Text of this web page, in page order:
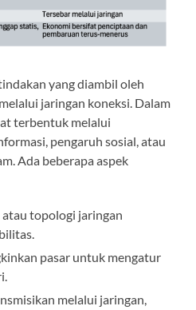
yang diambil oleh
jaringan koneksi. Dalam
terbentuk melalui
pengaruh sosial, atau
Ada beberapa aspek
topologi jaringan
pasar untuk mengatur
melalui jaringan,